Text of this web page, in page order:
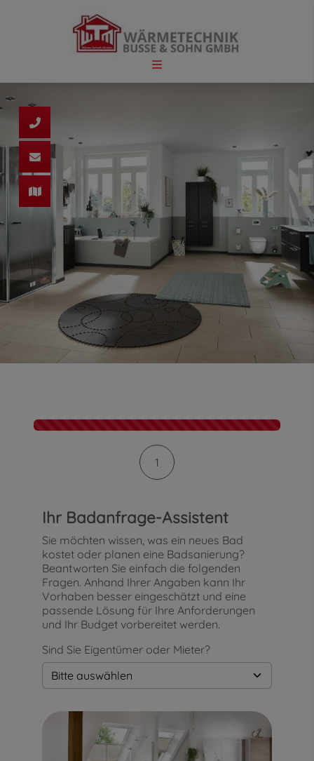
Kontaktformular-Fortschritt
1
Ihr Badanfrage-Assistent
Sie möchten wissen, was ein neues Bad
kostet oder planen eine Badsanierung?
Beantworten Sie einfach die folgenden
Fragen. Anhand Ihrer Angaben kann Ihr
Vorhaben besser eingeschätzt und eine
passende Lösung für Ihre Anforderungen
und Ihr Budget vorbereitet werden.
Sind Sie Eigentümer oder Mieter?